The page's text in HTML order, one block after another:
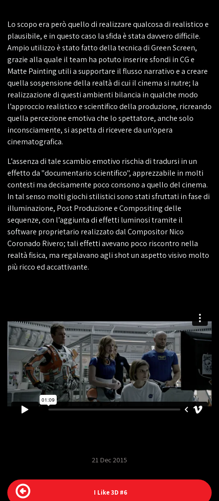
Lo scopo era però quello di realizzare qualcosa di realistico e
plausibile, e in questo caso la sfida è stata davvero difficile.
Ampio utilizzo è stato fatto della tecnica di Green Screen,
grazie alla quale il team ha potuto inserire sfondi in CG e
Matte Painting utili a supportare il flusso narrativo e a creare
quella sospensione della realtà di cui il cinema si nutre; la
realizzazione di questi ambienti bilancia in qualche modo
l’approccio realistico e scientifico della produzione, ricreando
quella percezione emotiva che lo spettatore, anche solo
inconsciamente, si aspetta di ricevere da un’opera
cinematografica.
L’assenza di tale scambio emotivo rischia di tradursi in un
effetto da "documentario scientifico", apprezzabile in molti
contesti ma decisamente poco consono a quello del cinema.
In tal senso molti giochi stilistici sono stati sfruttati in fase di
illuminazione, Post Produzione e Compositing delle
sequenze, con l’aggiunta di effetti luminosi tramite il
software proprietario realizzato dal Compositor Nico
Coronado Rivero; tali effetti avevano poco riscontro nella
realtà fisica, ma regalavano agli shot un aspetto visivo molto
più ricco ed accattivante.
21 Dec 2015
I Like 3D #6